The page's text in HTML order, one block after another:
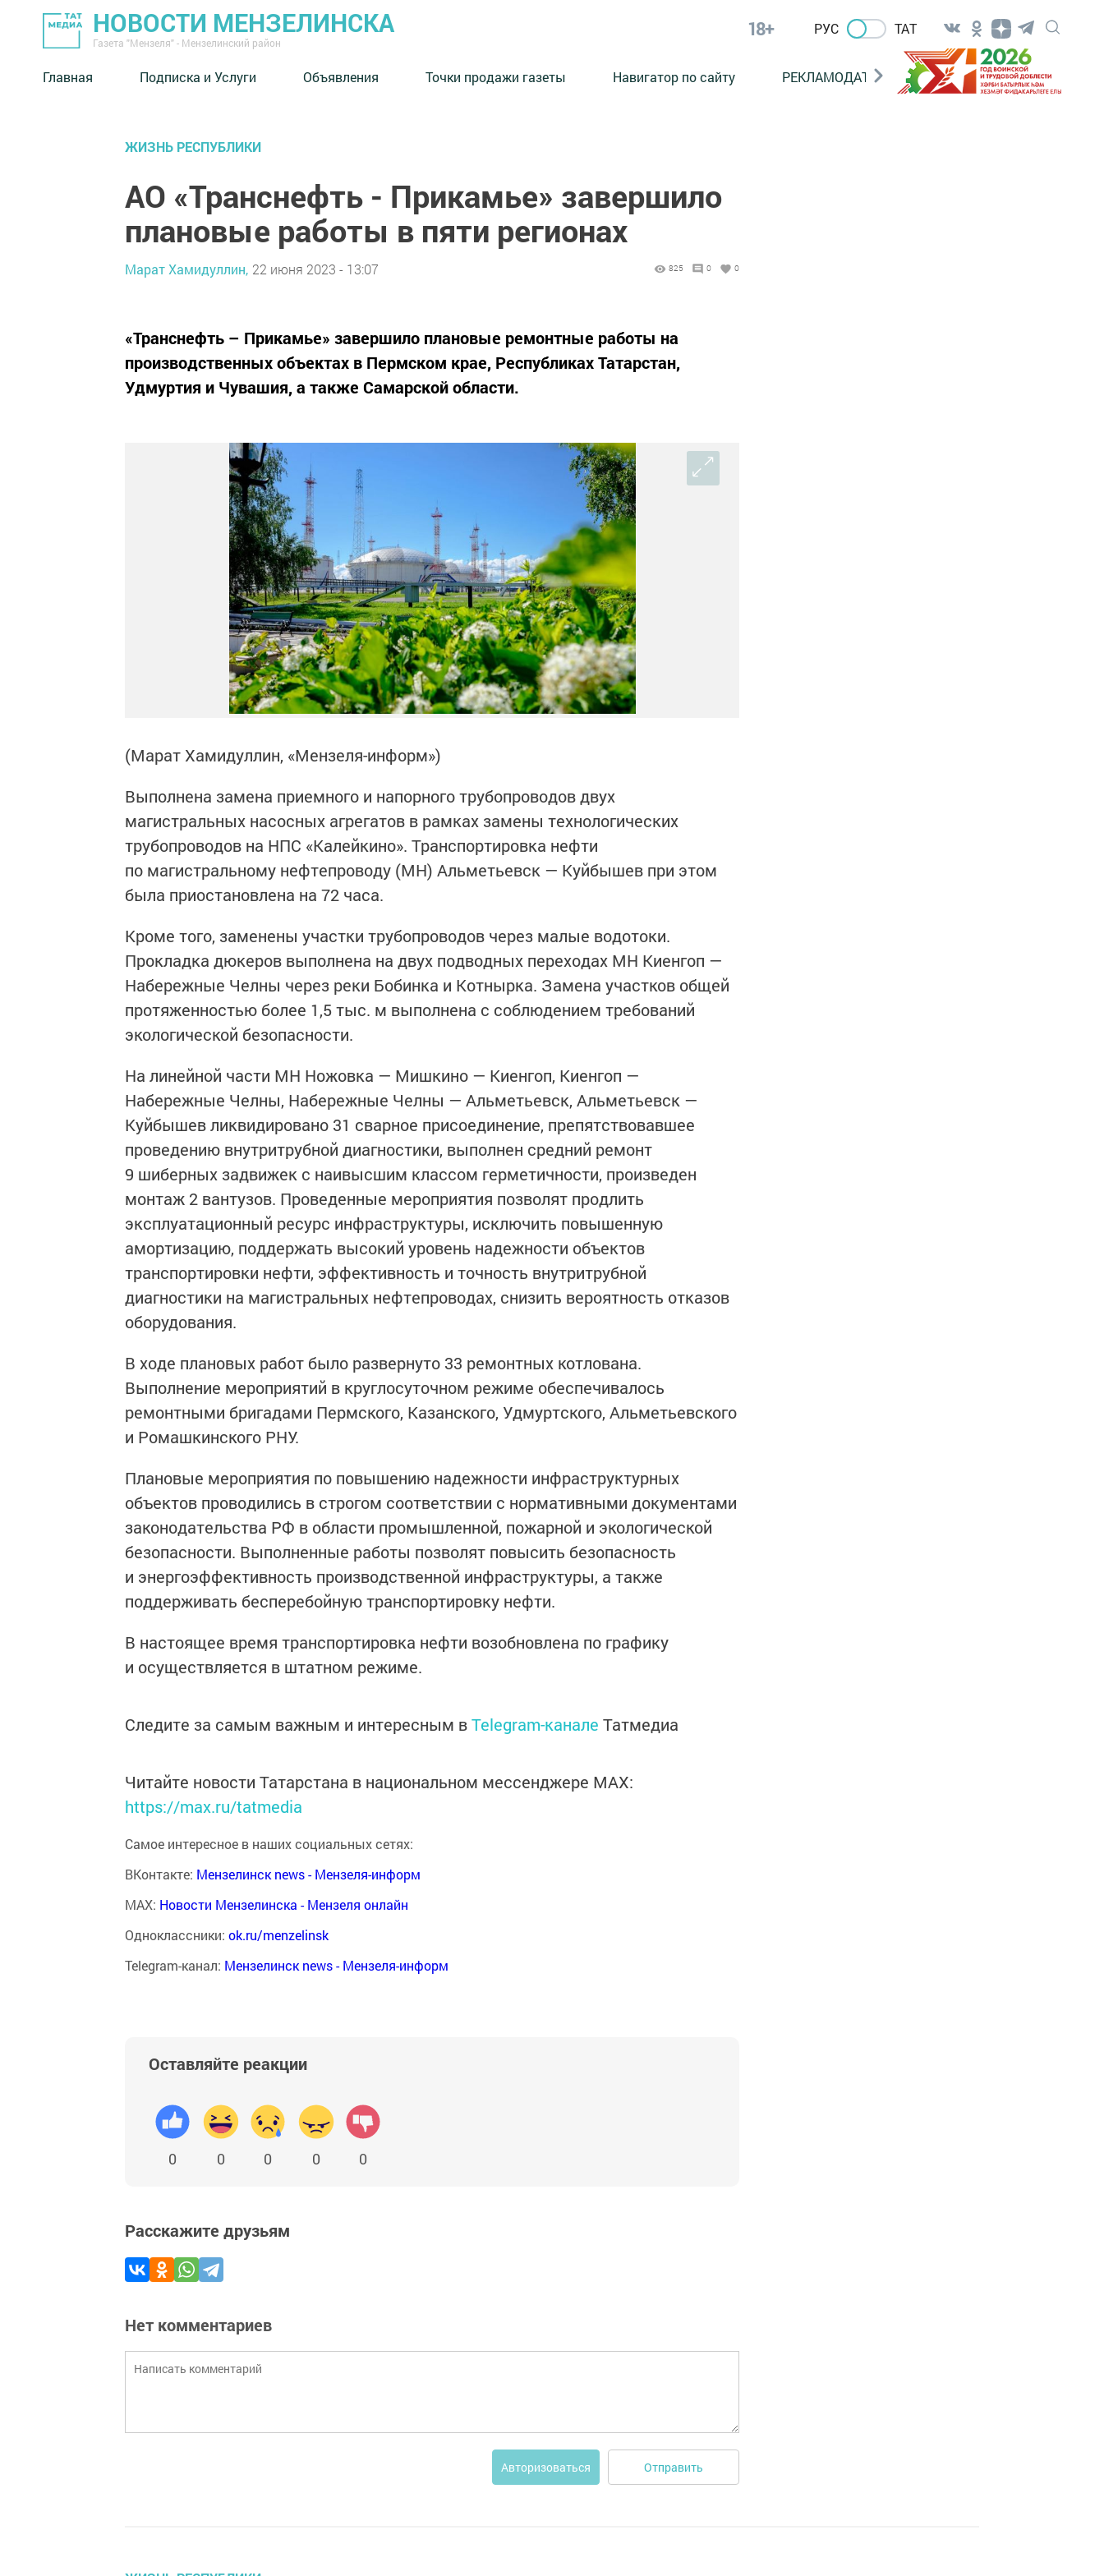
НОВОСТИ МЕНЗЕЛИНСКА
Газета "Мензеля" - Мензелинский район
18+ РУС ТАТ
Главная Подписка и Услуги Объявления Точки продажи газеты Навигатор по сайту РЕКЛАМОДАТЕЛЯМ
ЖИЗНЬ РЕСПУБЛИКИ
АО «Транснефть - Прикамье» завершило
плановые работы в пяти регионах
Марат Хамидуллин, 22 июня 2023 - 13:07 825 0 0
«Транснефть – Прикамье» завершило плановые ремонтные работы на
производственных объектах в Пермском крае, Республиках Татарстан,
Удмуртия и Чувашия, а также Самарской области.
(Марат Хамидуллин, «Мензеля-информ»)
Выполнена замена приемного и напорного трубопроводов двух
магистральных насосных агрегатов в рамках замены технологических
трубопроводов на НПС «Калейкино». Транспортировка нефти
по магистральному нефтепроводу (МН) Альметьевск — Куйбышев при этом
была приостановлена на 72 часа.
Кроме того, заменены участки трубопроводов через малые водотоки.
Прокладка дюкеров выполнена на двух подводных переходах МН Киенгоп —
Набережные Челны через реки Бобинка и Котнырка. Замена участков общей
протяженностью более 1,5 тыс. м выполнена с соблюдением требований
экологической безопасности.
На линейной части МН Ножовка — Мишкино — Киенгоп, Киенгоп —
Набережные Челны, Набережные Челны — Альметьевск, Альметьевск —
Куйбышев ликвидировано 31 сварное присоединение, препятствовавшее
проведению внутритрубной диагностики, выполнен средний ремонт
9 шиберных задвижек с наивысшим классом герметичности, произведен
монтаж 2 вантузов. Проведенные мероприятия позволят продлить
эксплуатационный ресурс инфраструктуры, исключить повышенную
амортизацию, поддержать высокий уровень надежности объектов
транспортировки нефти, эффективность и точность внутритрубной
диагностики на магистральных нефтепроводах, снизить вероятность отказов
оборудования.
В ходе плановых работ было развернуто 33 ремонтных котлована.
Выполнение мероприятий в круглосуточном режиме обеспечивалось
ремонтными бригадами Пермского, Казанского, Удмуртского, Альметьевского
и Ромашкинского РНУ.
Плановые мероприятия по повышению надежности инфраструктурных
объектов проводились в строгом соответствии с нормативными документами
законодательства РФ в области промышленной, пожарной и экологической
безопасности. Выполненные работы позволят повысить безопасность
и энергоэффективность производственной инфраструктуры, а также
поддерживать бесперебойную транспортировку нефти.
В настоящее время транспортировка нефти возобновлена по графику
и осуществляется в штатном режиме.
Следите за самым важным и интересным вTelegram-канале Татмедиа
Читайте новости Татарстана в национальном мессенджере MАХ:
https://max.ru/tatmedia
Самое интересное в наших социальных сетях:
ВКонтакте: Мензелинск news - Мензеля-информ
MAX: Новости Мензелинска - Мензеля онлайн
Одноклассники: ok.ru/menzelinsk
Telegram-канал: Мензелинск news - Мензеля-информ
Оставляйте реакции
0 0 0 0 0
Расскажите друзьям
Нет комментариев
Авторизоваться Отправить